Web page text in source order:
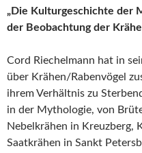
„Die Kulturgeschichte der
der Beobachtung der
Cord Riechelmann hat in
über Krähen/Rabenvögel
ihrem Verhältnis zu
in der Mythologie, von
Nebelkrähen in Kreuzberg,
Saatkrähen in Sankt